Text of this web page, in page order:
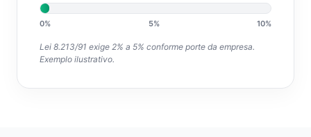
0% 5% 10%
Lei 8.213/91 exige 2% a 5% conforme porte da empresa.
Exemplo ilustrativo.